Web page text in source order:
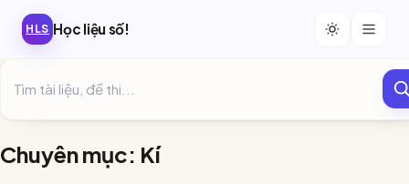
HLS Học liệu số!
Chuyên mục: Kí